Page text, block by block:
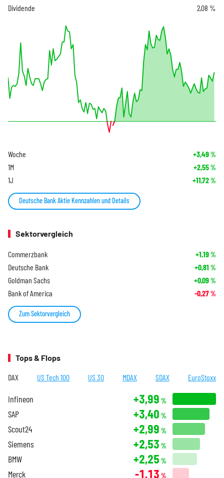
Dividende
2,08 %
Woche +3,49%
1M +2,55%
1J +11,72%
Deutsche Bank Aktie Kennzahlen und Details
Sektorvergleich
Commerzbank +1,19%
Deutsche Bank +0,81 %
Goldman Sachs +0,09%
Bank of America -0,27%
Zum Sektorvergleich
Tops & Flops
DAX US Tech 100 US 30 MDAX SDAX EuroStoxx
Infineon +3,99 %
SAP +3,40 %
Scout24 +2,99 %
Siemens +2,53 %
BMW +2,25 %
Merck -1,13 %